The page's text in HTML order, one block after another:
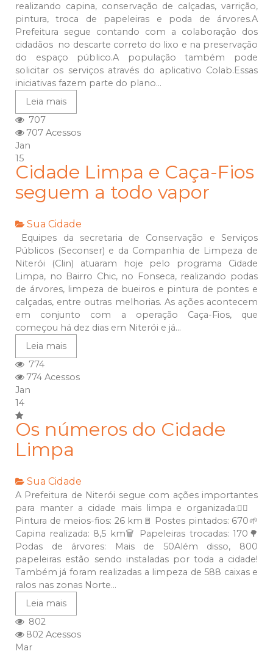
realizando capina, conservação de calçadas, varrição,
pintura, troca de papeleiras e poda de árvores.A
Prefeitura segue contando com a colaboração dos
cidadãos no descarte correto do lixo e na preservação
do espaço público.A população também pode
solicitar os serviços através do aplicativo Colab.Essas
iniciativas fazem parte do plano...
Leia mais
707
707 Acessos
Jan
15
Cidade Limpa e Caça-Fios
seguem a todo vapor
Sua Cidade
Equipes da secretaria de Conservação e Serviços
Públicos (Seconser) e da Companhia de Limpeza de
Niterói (Clin) atuaram hoje pelo programa Cidade
Limpa, no Bairro Chic, no Fonseca, realizando podas
de árvores, limpeza de bueiros e pintura de pontes e
calçadas, entre outras melhorias. As ações acontecem
em conjunto com a operação Caça-Fios, que
começou há dez dias em Niterói e já...
Leia mais
774
774 Acessos
Jan
14
Os números do Cidade
Limpa
Sua Cidade
A Prefeitura de Niterói segue com ações importantes
para manter a cidade mais limpa e organizada:🚶‍♂️
Pintura de meios-fios: 26 km🚪 Postes pintados: 670🌱
Capina realizada: 8,5 km🗑️ Papeleiras trocadas: 170🌳
Podas de árvores: Mais de 50Além disso, 800
papeleiras estão sendo instaladas por toda a cidade!
Também já foram realizadas a limpeza de 588 caixas e
ralos nas zonas Norte...
Leia mais
802
802 Acessos
Mar